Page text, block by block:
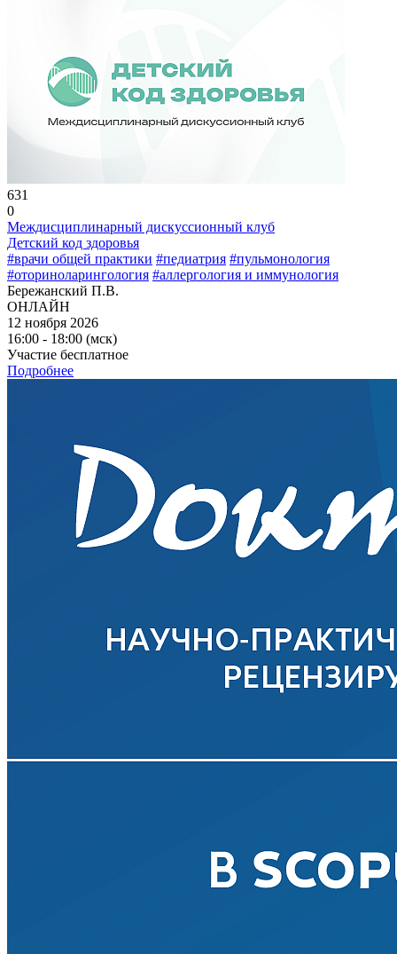
631
0
Междисциплинарный дискуссионный клуб
Детский код здоровья
#врачи общей практики #педиатрия #пульмонология
#оториноларингология #аллергология и иммунология
Бережанский П.В.
ОНЛАЙН
12 ноября 2026
16:00 - 18:00 (мск)
Участие бесплатное
Подробнее